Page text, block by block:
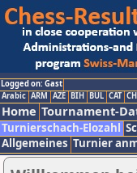
Logged on: Gast
Arabic ARM AZE BIH BUL CAT
Home Tournament-
Turnierschach-Elozahl
Allgemeines Turnier